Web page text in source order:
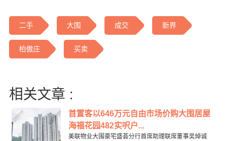
二手 大围 成交 新界
柏傲庄 买卖
相关文章 :
首置客以646万元自由市场价购大围居屋
海福花园482实呎户...
美联物业大围豪宅盛荟分行首席助理联席董事吴焯诚